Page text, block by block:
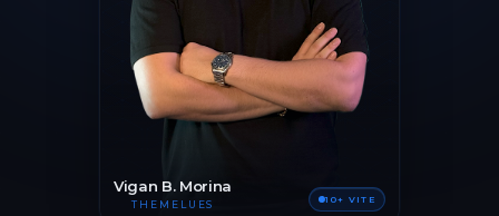
Vigan B. Morina
THEMELUES 10+ VITE